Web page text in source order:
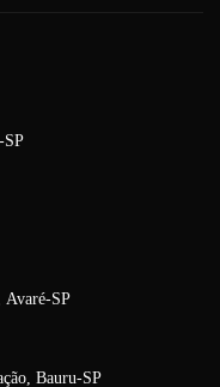
SP
Avaré-SP
Bauru-SP